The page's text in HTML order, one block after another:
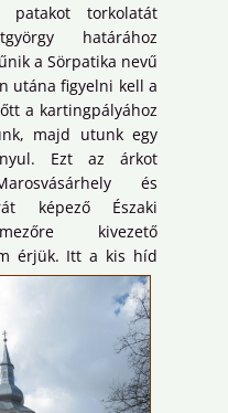
torkolatát
határához
a Sörpatika nevű
utána figyelni kell a
a kartingpályához
majd utunk egy
Ezt az árkot
és
képező Északi
kivezető
érjük. Itt a kis híd